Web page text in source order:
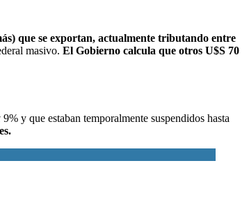
que se exportan, actualmente tributando entre
masivo. El Gobierno calcula que otros U$S 70
y que estaban temporalmente suspendidos hasta